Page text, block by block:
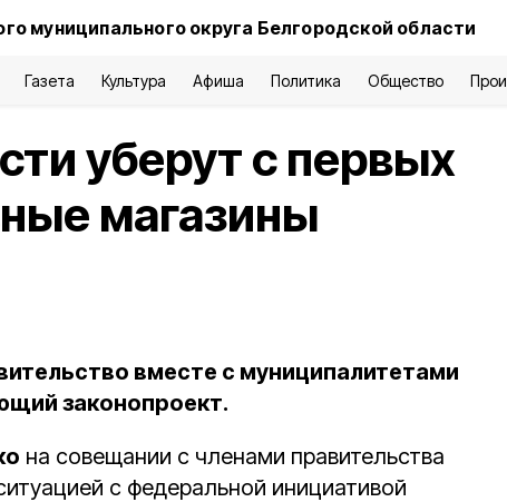
муниципального округа Белгородской области
Газета Культура Афиша Политика Общество
уберут с первых
магазины
вместе с муниципалитетами
законопроект.
на совещании с членами правительства
с федеральной инициативой